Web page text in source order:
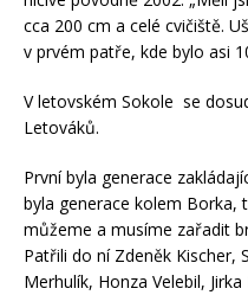
cca 200 cm a celé cvičiště.
v prvém patře, kde bylo asi
V letovském Sokole se
Letováků.
První byla generace
byla generace kolem Borka,
můžeme a musíme zařadit
Patřili do ní Zdeněk Kischer,
Merhulík, Honza Velebil,